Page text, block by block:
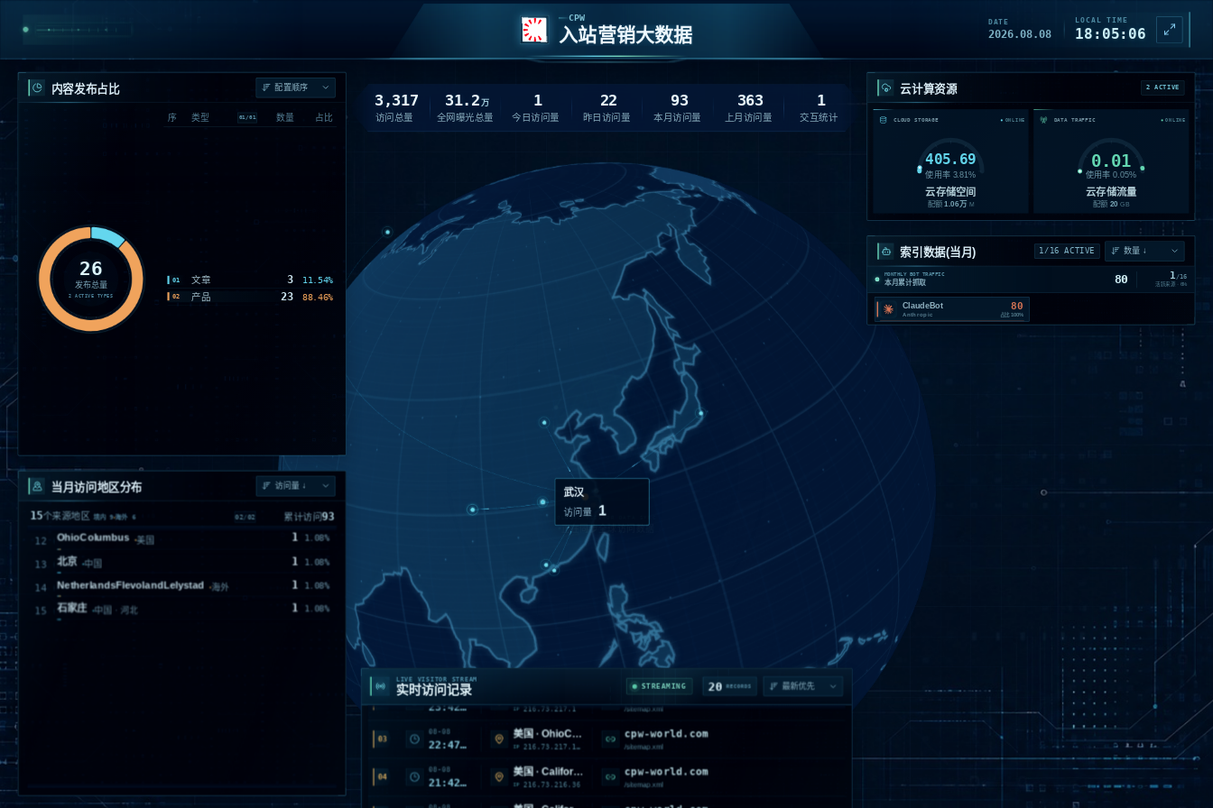
CPW
入站营销大数据
DATE
2026.08.08
LOCAL TIME
18:05:07
访问量 1
内容发布占比
26
发布总量
2 ACTIVE TYPES
序 类型 01 /01 数量 占比
01 文章 3 11.54%
02 产品 23 88.46%
当月访问地区分布
15个来源地区 境内 9海外6 02/02 累计访问93
12 OhioColumbus 美国 1 1.08%
13 北京 中国 1 1.08%
14 NetherlandsFlevolandLelystad 海外 1 1.08%
15 石家庄 中国 · 河北 1 1.08%
3,317
访问总量
31.2 万
全网曝光总量
1
今日访问量
22
昨日访问量
93
本月访问量
363
上月访问量
1
交互统计
云计算资源 2 ACTIVE
CLOUD STORAGE ONLINE
405.69
使用率 3.81%
云存储空间
配额 1.06万 M
DATA TRAFFIC ONLINE
0.01
使用率0.05%
云存储流量
配额 20 GB
索引数据(当月) 1/16 ACTIVE
MONTHLY BOT TRAFFIC
本月累计抓取 80 1 /16
活跃来源 · 6 %
ClaudeBot
Anthropic
80
占比100%
LIVE VISITOR STREAM
实时访问记录 STREAMING 20 RECORDS
08-09
01:56:56
cpw-world.com
/sitemap.xml
23:42:59
cpw-world.com
/sitemap.xml
08-08 美国 · OhioColumbus cpw-world.com
08-08 美国 · California · Monrovia cpw-world.com
08-08 美国 · California · Monrovia cpw-world.com